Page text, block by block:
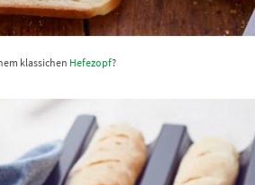
klassichen Hefezopf?